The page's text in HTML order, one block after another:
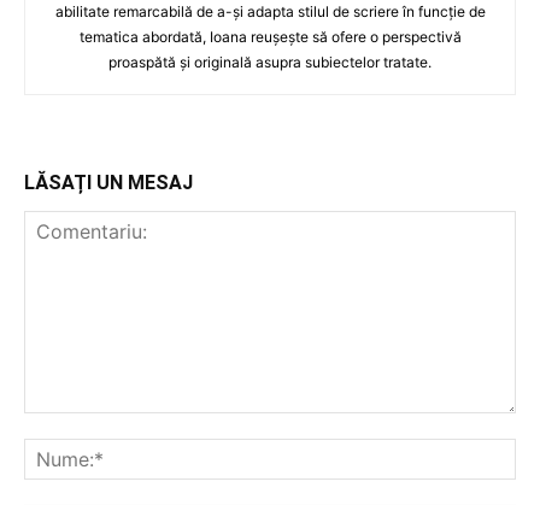
abilitate remarcabilă de a-și adapta stilul de scriere în funcție de
tematica abordată, Ioana reușește să ofere o perspectivă
proaspătă și originală asupra subiectelor tratate.
LĂSAȚI UN MESAJ